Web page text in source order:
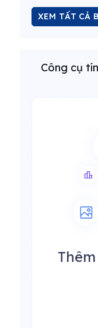
XEM TẤT CẢ
Công cụ